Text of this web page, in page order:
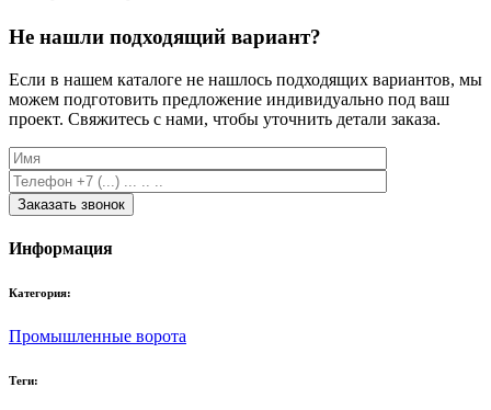
Не нашли подходящий вариант?
Если в нашем каталоге не нашлось подходящих вариантов, мы
можем подготовить предложение индивидуально под ваш
проект. Свяжитесь с нами, чтобы уточнить детали заказа.
Заказать звонок
Информация
Категория:
Промышленные ворота
Теги: